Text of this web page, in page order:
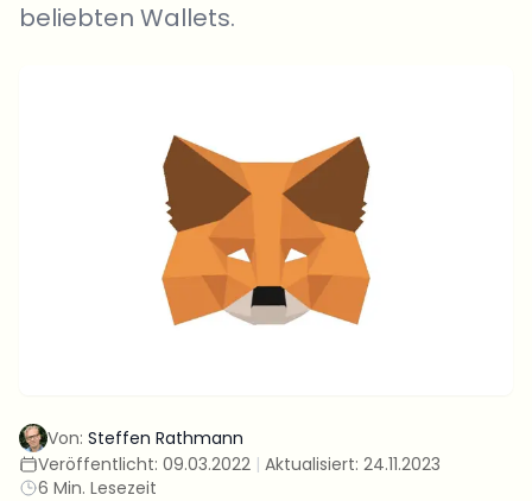
beliebten Wallets.
Von: Steffen Rathmann
Veröffentlicht: 09.03.2022 | Aktualisiert: 24.11.2023
6 Min. Lesezeit